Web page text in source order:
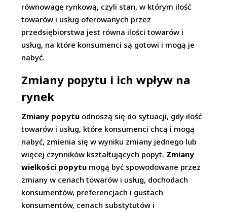
równowagę rynkową, czyli stan, w którym ilość
towarów i usług oferowanych przez
przedsiębiorstwa jest równa ilości towarów i
usług, na które konsumenci są gotowi i mogą je
nabyć.
Zmiany popytu i ich wpływ na
rynek
Zmiany popytu odnoszą się do sytuacji, gdy ilość
towarów i usług, które konsumenci chcą i mogą
nabyć, zmienia się w wyniku zmiany jednego lub
więcej czynników kształtujących popyt. Zmiany
wielkości popytu mogą być spowodowane przez
zmiany w cenach towarów i usług, dochodach
konsumentów, preferencjach i gustach
konsumentów, cenach substytutów i